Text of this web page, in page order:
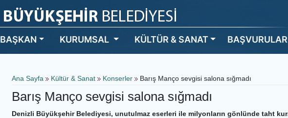
BAŞKAN KURUMSAL KÜLTÜR & SANAT BAŞVURULAR
Ana Sayfa Kültür & Sanat Konserler Barış Manço sevgisi salona sığmadı
Barış Manço sevgisi salona sığmadı
Denizli Büyükşehir Belediyesi, unutulmaz eserleri ile milyonların gönlünde taht